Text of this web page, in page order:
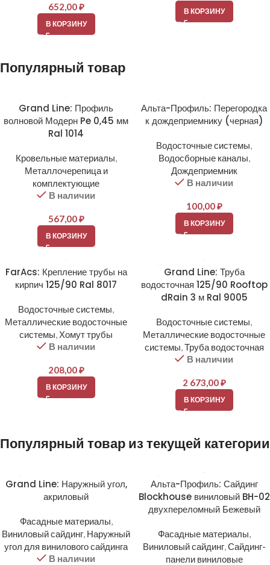
652,00₽
В КОРЗИНУ
В КОРЗИНУ
Популярный товар
Grand Line: Профиль
волновой Модерн Pe 0,45 мм
Ral 1014
Кровельные материалы,
Металлочерепица и
комплектующие
В наличии
567,00₽
В КОРЗИНУ
Альта-Профиль: Перегородка
к дождеприемнику (черная)
Водосточные системы,
Водосборные каналы,
Дождеприемник
В наличии
100,00₽
В КОРЗИНУ
FarAcs: Крепление трубы на
кирпич 125/90 Ral 8017
Водосточные системы,
Металлические водосточные
системы, Хомут трубы
В наличии
208,00₽
В КОРЗИНУ
Grand Line: Труба
водосточная 125/90 Rooftop
dRain 3 м Ral 9005
Водосточные системы,
Металлические водосточные
системы,Труба водосточная
В наличии
2 673,00₽
В КОРЗИНУ
Популярный товар из текущей категории
Grand Line: Наружный угол,
акриловый
Фасадные материалы,
Виниловый сайдинг, Наружный
угол для винилового сайдинга
В наличии
Альта-Профиль: Сайдинг
Blockhouse виниловый BH-02
двухпереломный Бежевый
Фасадные материалы,
Виниловый сайдинг,Сайдинг-
панели виниловые